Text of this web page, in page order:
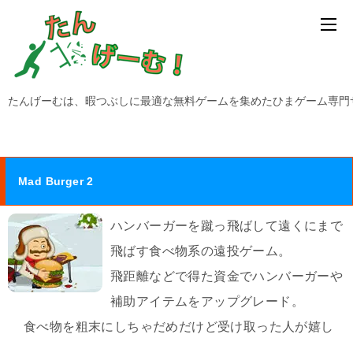
たんげーむは、暇つぶしに最適な無料ゲームを集めたひまゲーム専
Mad Burger 2
ハンバーガーを蹴っ飛ばして遠くにまで
飛ばす食べ物系の遠投ゲーム。
飛距離などで得た資金でハンバーガーや
補助アイテムをアップグレード。
食べ物を粗末にしちゃだめだけど受け取った人が嬉し